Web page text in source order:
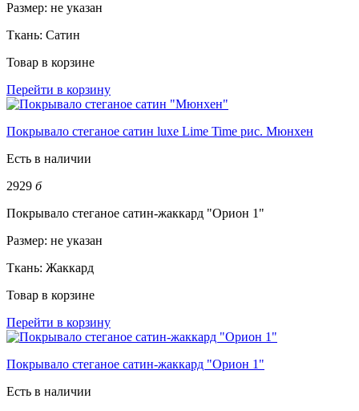
Размер: не указан
Ткань: Сатин
Товар в корзине
Перейти в корзину
Покрывало стеганое сатин luxe Lime Time рис. Мюнхен
Есть в наличии
2929 б
Покрывало стеганое сатин-жаккард "Орион 1"
Размер: не указан
Ткань: Жаккард
Товар в корзине
Перейти в корзину
Покрывало стеганое сатин-жаккард "Орион 1"
Есть в наличии